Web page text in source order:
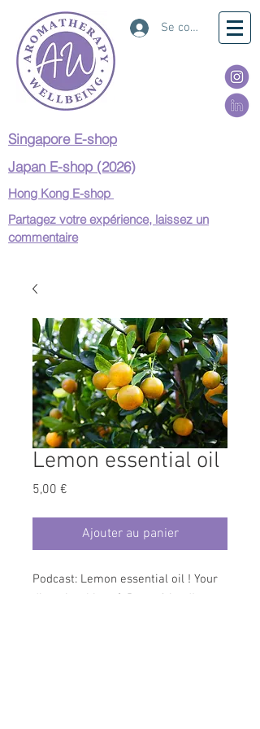
Se connecter
Singapore E-shop
Japan E-shop (2026)
Hong Kong E-shop
Partagez votre expérience, laissez un
commentaire
Lemon essential oil
5,00 €
Ajouter au panier
Podcast: Lemon essential oil ! Your
digestive, Liver & Detox friend!